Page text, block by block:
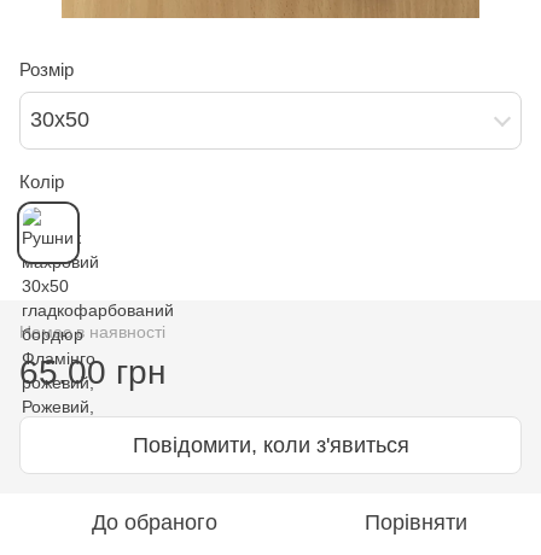
Розмір
30х50
Колір
Немає в наявності
65.00 грн
Повідомити, коли з'явиться
До обраного Порівняти